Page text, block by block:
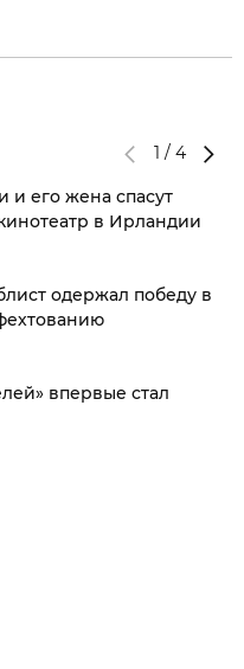
1 / 4
его жена спасут
в Ирландии
одержал победу в
впервые стал